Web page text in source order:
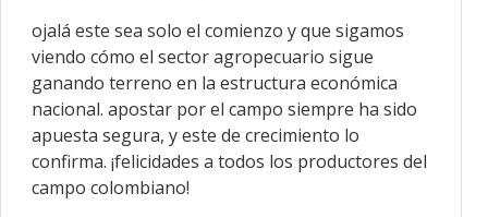
ojalá este sea solo el comienzo y que sigamos
viendo cómo el sector agropecuario sigue
ganando terreno en la estructura económica
nacional. apostar por el campo siempre ha sido
apuesta segura, y este de crecimiento lo
confirma. ¡felicidades a todos los productores del
campo colombiano!